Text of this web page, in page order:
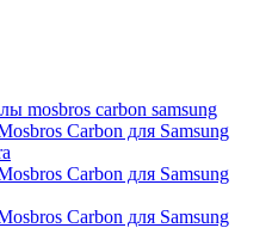
mosbros carbon samsung
Carbon для Samsung
Carbon для Samsung
Carbon для Samsung